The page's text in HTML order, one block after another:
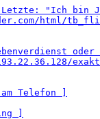
Letzte: "Ich
Telefon ]
]